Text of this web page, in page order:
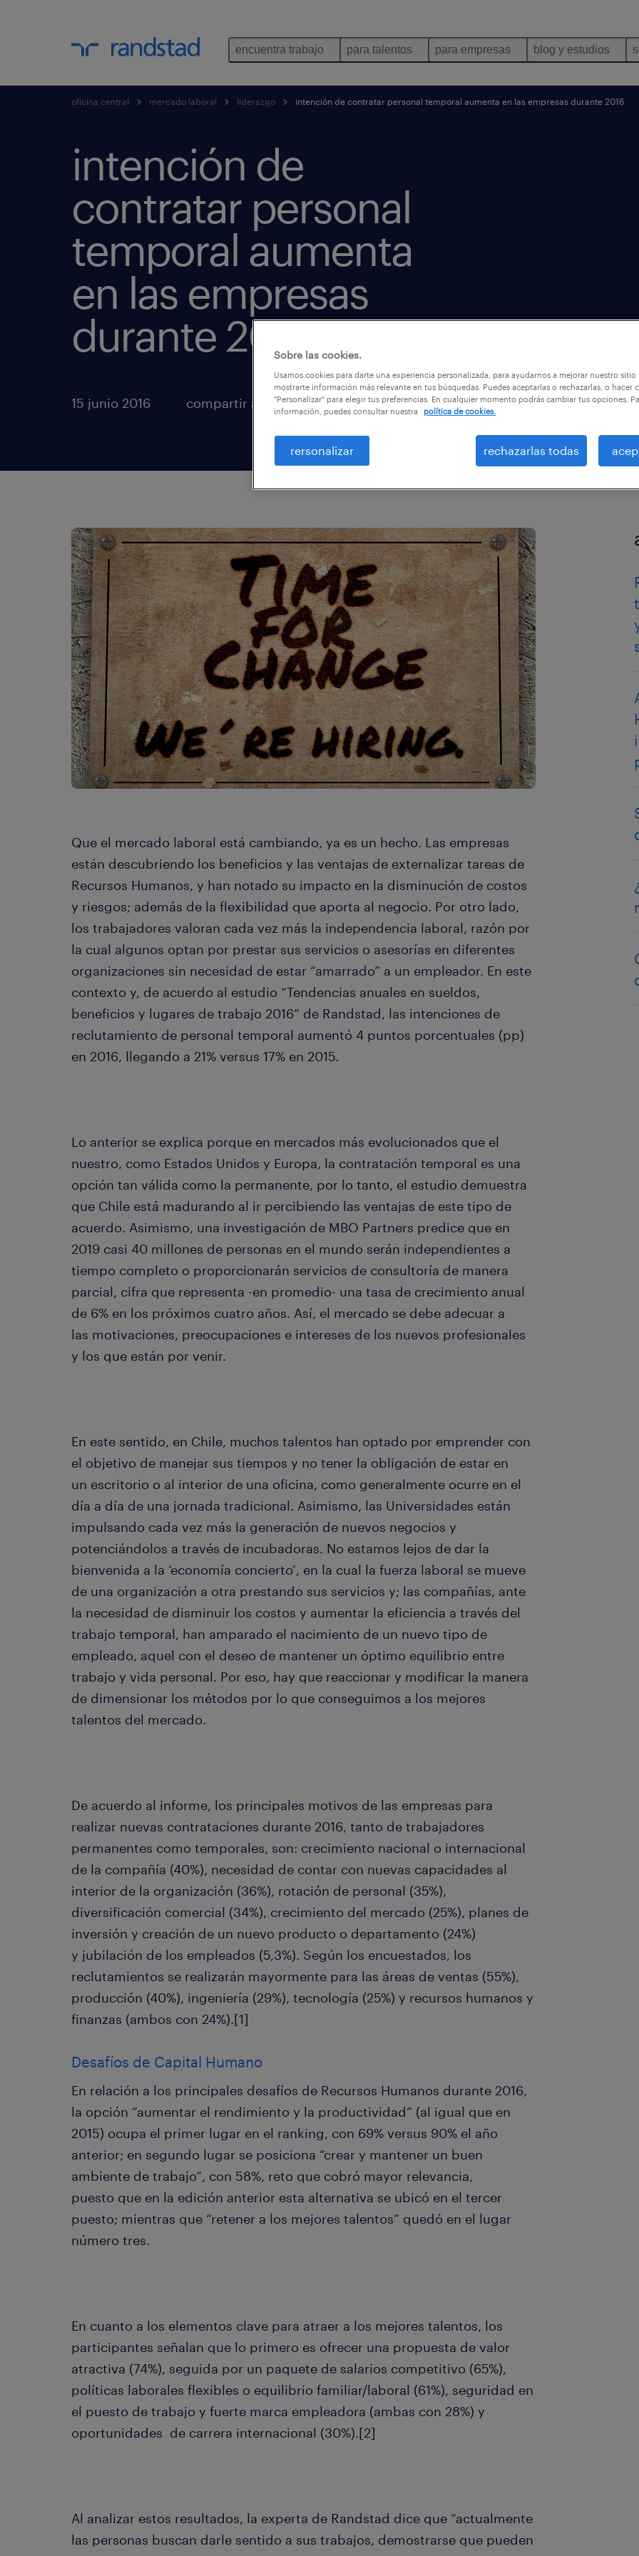
encuentra trabajo para talentos para empresas blog y estudios
oficina central mercado laboral liderazgo intención de contratar personal temporal aumenta en las empresas durante 2016
intención de
contratar personal
temporal aumenta
en las empresas
durante 2016
15 junio 2016 compartir artículos
Que el mercado laboral está cambiando, ya es un hecho. Las empresas
están descubriendo los beneficios y las ventajas de externalizar tareas de
Recursos Humanos, y han notado su impacto en la disminución de costos
y riesgos; además de la flexibilidad que aporta al negocio. Por otro lado,
los trabajadores valoran cada vez más la independencia laboral, razón por
la cual algunos optan por prestar sus servicios o asesorías en diferentes
organizaciones sin necesidad de estar “amarrado” a un empleador. En este
contexto y, de acuerdo al estudio “Tendencias anuales en sueldos,
beneficios y lugares de trabajo 2016” de Randstad, las intenciones de
reclutamiento de personal temporal aumentó 4 puntos porcentuales (pp)
en 2016, llegando a 21% versus 17% en 2015.
Lo anterior se explica porque en mercados más evolucionados que el
nuestro, como Estados Unidos y Europa, la contratación temporal es una
opción tan válida como la permanente, por lo tanto, el estudio demuestra
que Chile está madurando al ir percibiendo las ventajas de este tipo de
acuerdo. Asimismo, una investigación de MBO Partners predice que en
2019 casi 40 millones de personas en el mundo serán independientes a
tiempo completo o proporcionarán servicios de consultoría de manera
parcial, cifra que representa -en promedio- una tasa de crecimiento anual
de 6% en los próximos cuatro años. Así, el mercado se debe adecuar a
las motivaciones, preocupaciones e intereses de los nuevos profesionales
y los que están por venir.
En este sentido, en Chile, muchos talentos han optado por emprender con
el objetivo de manejar sus tiempos y no tener la obligación de estar en
un escritorio o al interior de una oficina, como generalmente ocurre en el
día a día de una jornada tradicional. Asimismo, las Universidades están
impulsando cada vez más la generación de nuevos negocios y
potenciándolos a través de incubadoras. No estamos lejos de dar la
bienvenida a la ‘economía concierto’, en la cual la fuerza laboral se mueve
de una organización a otra prestando sus servicios y; las compañías, ante
la necesidad de disminuir los costos y aumentar la eficiencia a través del
trabajo temporal, han amparado el nacimiento de un nuevo tipo de
empleado, aquel con el deseo de mantener un óptimo equilibrio entre
trabajo y vida personal. Por eso, hay que reaccionar y modificar la manera
de dimensionar los métodos por lo que conseguimos a los mejores
talentos del mercado.
De acuerdo al informe, los principales motivos de las empresas para
realizar nuevas contrataciones durante 2016, tanto de trabajadores
permanentes como temporales, son: crecimiento nacional o internacional
de la compañía (40%), necesidad de contar con nuevas capacidades al
interior de la organización (36%), rotación de personal (35%),
diversificación comercial (34%), crecimiento del mercado (25%), planes de
inversión y creación de un nuevo producto o departamento (24%)
y jubilación de los empleados (5,3%). Según los encuestados, los
reclutamientos se realizarán mayormente para las áreas de ventas (55%),
producción (40%), ingeniería (29%), tecnología (25%) y recursos humanos y
finanzas (ambos con 24%).[1]
Desafíos de Capital Humano
En relación a los principales desafíos de Recursos Humanos durante 2016,
la opción “aumentar el rendimiento y la productividad” (al igual que en
2015) ocupa el primer lugar en el ranking, con 69% versus 90% el año
anterior; en segundo lugar se posiciona “crear y mantener un buen
ambiente de trabajo”, con 58%, reto que cobró mayor relevancia,
puesto que en la edición anterior esta alternativa se ubicó en el tercer
puesto; mientras que “retener a los mejores talentos” quedó en el lugar
número tres.
En cuanto a los elementos clave para atraer a los mejores talentos, los
participantes señalan que lo primero es ofrecer una propuesta de valor
atractiva (74%), seguida por un paquete de salarios competitivo (65%),
políticas laborales flexibles o equilibrio familiar/laboral (61%), seguridad en
el puesto de trabajo y fuerte marca empleadora (ambas con 28%) y
oportunidades de carrera internacional (30%).[2]
Al analizar estos resultados, la experta de Randstad dice que “actualmente
las personas buscan darle sentido a sus trabajos, demostrarse que pueden
Sobre las cookies.
Usamos cookies para darte una experiencia personalizada, para ayudarnos a mejorar nuestro sitio
mostrarte información más relevante en tus búsquedas. Puedes aceptarlas o rechazarlas, o hacer
"Personalizar" para elegir tus preferencias. En cualquier momento podrás cambiar tus opciones.
información, puedes consultar nuestra
política de cookies.
rersonalizar rechazarlas todas